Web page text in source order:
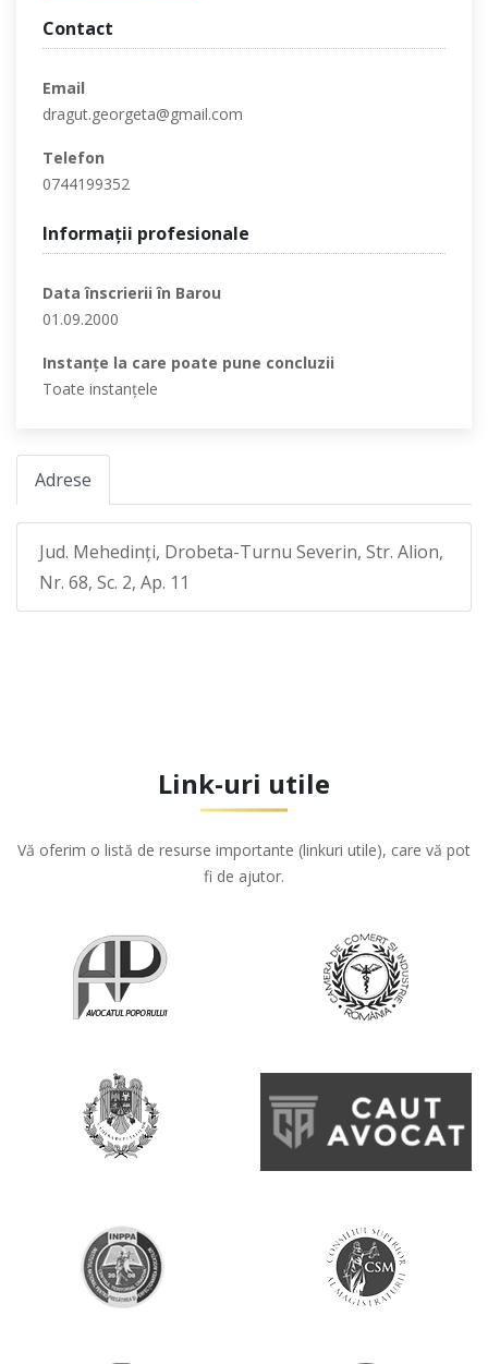
Contact
Email
dragut.georgeta@gmail.com
Telefon
0744199352
Informaţii profesionale
Data înscrierii în Barou
01.09.2000
Instanţe la care poate pune concluzii
Toate instanţele
Adrese
Jud. Mehedinţi, Drobeta-Turnu Severin, Str. Alion,
Nr. 68, Sc. 2, Ap. 11
Link-uri utile
Vă oferim o listă de resurse importante (linkuri utile), care vă pot
fi de ajutor.